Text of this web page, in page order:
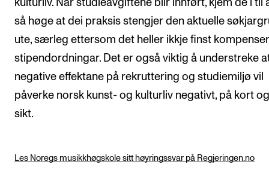
kulturliv. Når studieavgiftene blir innført, kjem de i til
så høge at dei praksis stengjer den aktuelle
ute, særleg ettersom det heller ikkje finst
stipendordningar. Det er også viktig å understreke
negative effektane på rekruttering og studiemiljø vil
påverke norsk kunst- og kulturliv negativt, på kort
sikt.
Les Noregs musikkhøgskole sitt høyringssvar på Regjeringen.no